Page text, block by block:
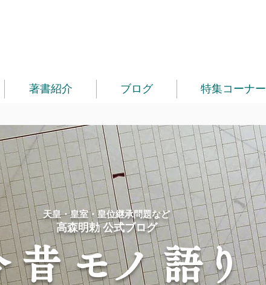
著書紹介 ブログ 特集コーナー
​天皇・皇室・皇位継承問題など
​高森明勅 公式ブログ
昔 モノ 語り